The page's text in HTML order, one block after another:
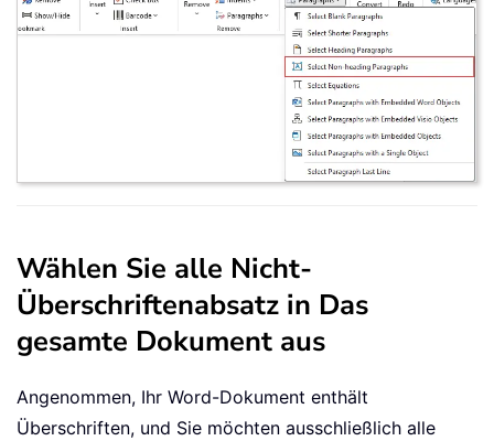
Wählen Sie alle Nicht-
Überschriftenabsatz in Das
gesamte Dokument aus
Angenommen, Ihr Word-Dokument enthält
Überschriften, und Sie möchten ausschließlich alle